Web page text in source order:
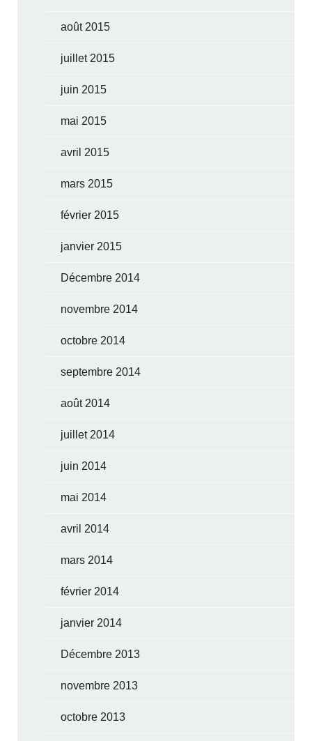
août 2015
juillet 2015
juin 2015
mai 2015
avril 2015
mars 2015
février 2015
janvier 2015
Décembre 2014
novembre 2014
octobre 2014
septembre 2014
août 2014
juillet 2014
juin 2014
mai 2014
avril 2014
mars 2014
février 2014
janvier 2014
Décembre 2013
novembre 2013
octobre 2013